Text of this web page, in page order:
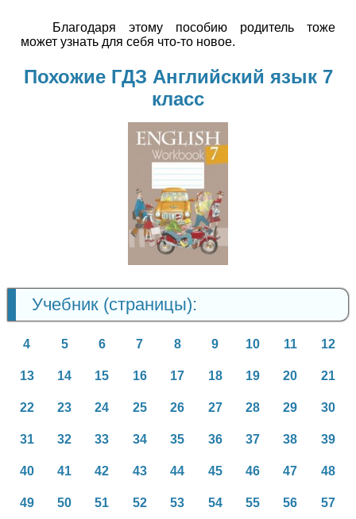
Благодаря этому пособию родитель тоже
может узнать для себя что-то новое.
Похожие ГДЗ Английский язык 7
класс
Английский
язык
7 класс
Учебник (страницы):
4 5 6 7 8 9 10 11 12
13 14 15 16 17 18 19 20 21
22 23 24 25 26 27 28 29 30
31 32 33 34 35 36 37 38 39
40 41 42 43 44 45 46 47 48
49 50 51 52 53 54 55 56 57